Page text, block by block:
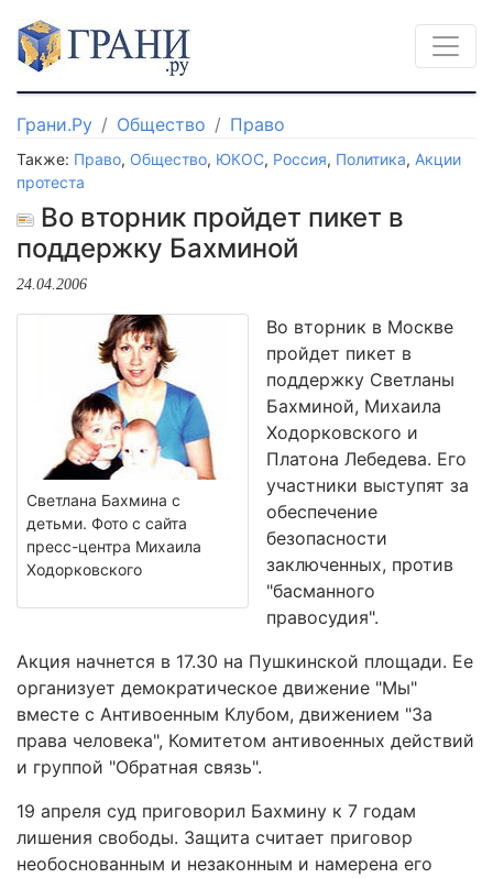
Грани.Ру Общество Право
Также: Право, Общество, ЮКОС, Россия, Политика, Акции
протеста
Во вторник пройдет пикет в
поддержку Бахминой
24.04.2006
Светлана Бахмина с
детьми. Фото с сайта
пресс-центра Михаила
Ходорковского
Во вторник в Москве
пройдет пикет в
поддержку Светланы
Бахминой, Михаила
Ходорковского и
Платона Лебедева. Его
участники выступят за
обеспечение
безопасности
заключенных, против
"басманного
правосудия".
Акция начнется в 17.30 на Пушкинской площади. Ее
организует демократическое движение "Мы"
вместе с Антивоенным Клубом, движением "За
права человека", Комитетом антивоенных действий
и группой "Обратная связь".
19 апреля суд приговорил Бахмину к 7 годам
лишения свободы. Защита считает приговор
необоснованным и незаконным и намерена его